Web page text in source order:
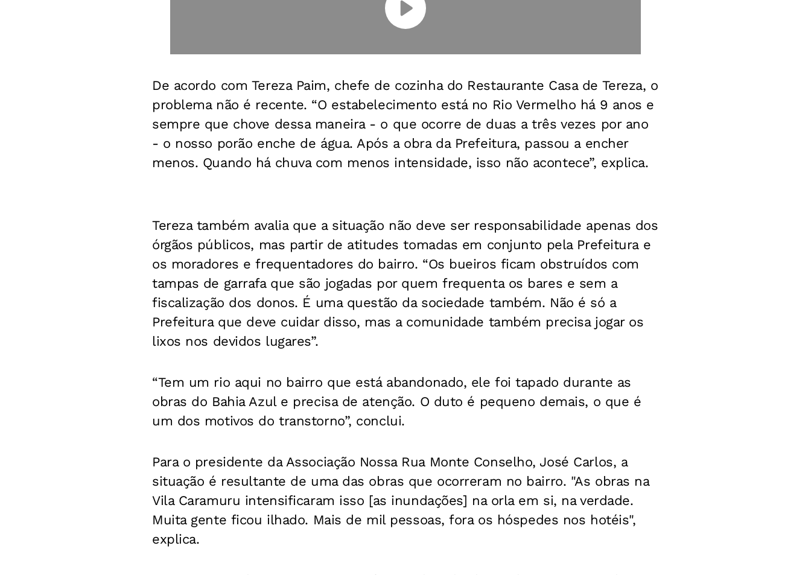
De acordo com Tereza Paim, chefe de cozinha do Restaurante Casa de Tereza, o
problema não é recente. “O estabelecimento está no Rio Vermelho há 9 anos e
sempre que chove dessa maneira - o que ocorre de duas a três vezes por ano
- o nosso porão enche de água. Após a obra da Prefeitura, passou a encher
menos. Quando há chuva com menos intensidade, isso não acontece”, explica.
Tereza também avalia que a situação não deve ser responsabilidade apenas dos
órgãos públicos, mas partir de atitudes tomadas em conjunto pela Prefeitura e
os moradores e frequentadores do bairro. “Os bueiros ficam obstruídos com
tampas de garrafa que são jogadas por quem frequenta os bares e sem a
fiscalização dos donos. É uma questão da sociedade também. Não é só a
Prefeitura que deve cuidar disso, mas a comunidade também precisa jogar os
lixos nos devidos lugares”.
“Tem um rio aqui no bairro que está abandonado, ele foi tapado durante as
obras do Bahia Azul e precisa de atenção. O duto é pequeno demais, o que é
um dos motivos do transtorno”, conclui.
Para o presidente da Associação Nossa Rua Monte Conselho, José Carlos, a
situação é resultante de uma das obras que ocorreram no bairro. "As obras na
Vila Caramuru intensificaram isso [as inundações] na orla em si, na verdade.
Muita gente ficou ilhado. Mais de mil pessoas, fora os hóspedes nos hotéis",
explica.